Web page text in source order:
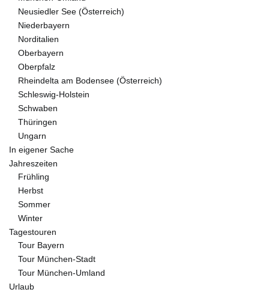
Neusiedler See (Österreich)
Niederbayern
Norditalien
Oberbayern
Oberpfalz
Rheindelta am Bodensee (Österreich)
Schleswig-Holstein
Schwaben
Thüringen
Ungarn
In eigener Sache
Jahreszeiten
Frühling
Herbst
Sommer
Winter
Tagestouren
Tour Bayern
Tour München-Stadt
Tour München-Umland
Urlaub